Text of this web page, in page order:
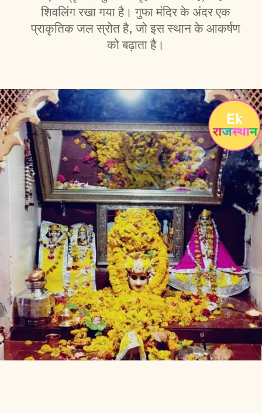
शिवलिंग रखा गया है। गुफा मंदिर के अंदर एक
प्राकृतिक जल स्रोत है, जो इस स्थान के आकर्षण
को बढ़ाता है।